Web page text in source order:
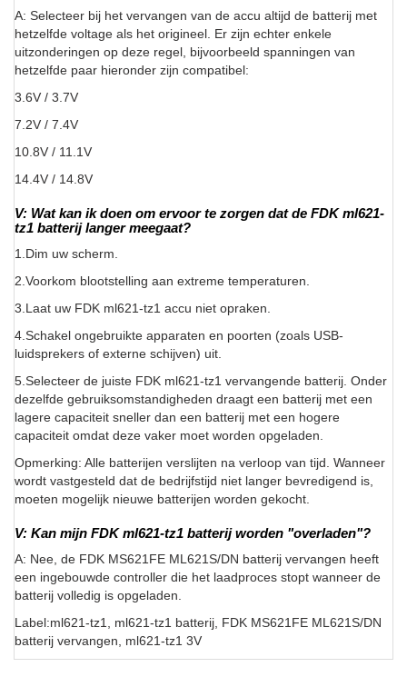
A: Selecteer bij het vervangen van de accu altijd de batterij met
hetzelfde voltage als het origineel. Er zijn echter enkele
uitzonderingen op deze regel, bijvoorbeeld spanningen van
hetzelfde paar hieronder zijn compatibel:
3.6V / 3.7V
7.2V / 7.4V
10.8V / 11.1V
14.4V / 14.8V
V: Wat kan ik doen om ervoor te zorgen dat de FDK ml621-
tz1 batterij langer meegaat?
1.Dim uw scherm.
2.Voorkom blootstelling aan extreme temperaturen.
3.Laat uw FDK ml621-tz1 accu niet opraken.
4.Schakel ongebruikte apparaten en poorten (zoals USB-
luidsprekers of externe schijven) uit.
5.Selecteer de juiste FDK ml621-tz1 vervangende batterij. Onder
dezelfde gebruiksomstandigheden draagt een batterij met een
lagere capaciteit sneller dan een batterij met een hogere
capaciteit omdat deze vaker moet worden opgeladen.
Opmerking: Alle batterijen verslijten na verloop van tijd. Wanneer
wordt vastgesteld dat de bedrijfstijd niet langer bevredigend is,
moeten mogelijk nieuwe batterijen worden gekocht.
V: Kan mijn FDK ml621-tz1 batterij worden "overladen"?
A: Nee, de FDK MS621FE ML621S/DN batterij vervangen heeft
een ingebouwde controller die het laadproces stopt wanneer de
batterij volledig is opgeladen.
Label:ml621-tz1, ml621-tz1 batterij, FDK MS621FE ML621S/DN
batterij vervangen, ml621-tz1 3V